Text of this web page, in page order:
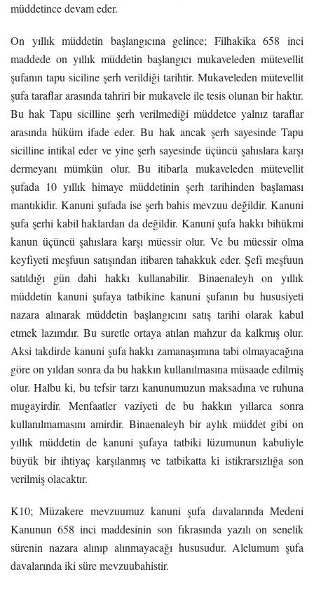
müddetince devam eder.
On yıllık müddetin başlangıcına gelince; Filhakika 658 inci
maddede on yıllık müddetin başlangıcı mukaveleden mütevellit
şufanın tapu siciline şerh verildiği tarihtir. Mukaveleden mütevellit
şufa taraflar arasında tahriri bir mukavele ile tesis olunan bir haktır.
Bu hak Tapu sicilline şerh verilmediği müddetce yalnız taraflar
arasında hüküm ifade eder. Bu hak ancak şerh sayesinde Tapu
sicilline intikal eder ve yine şerh sayesinde üçüncü şahıslara karşı
dermeyanı mümkün olur. Bu itibarla mukaveleden mütevellit
şufada 10 yıllık himaye müddetinin şerh tarihinden başlaması
mantıkidir. Kanuni şufada ise şerh bahis mevzuu değildir. Kanuni
şufa şerhi kabil haklardan da değildir. Kanuni şufa hakkı bihükmi
kanun üçüncü şahıslara karşı müessir olur. Ve bu müessir olma
keyfiyeti meşfuun satışından itibaren tahakkuk eder. Şefi meşfuun
satıldığı gün dahi hakkı kullanabilir. Binaenaleyh on yıllık
müddetin kanuni şufaya tatbikine kanuni şufanın bu hususiyeti
nazara alınarak müddetin başlangıcını satış tarihi olarak kabul
etmek lazımdır. Bu suretle ortaya atılan mahzur da kalkmış olur.
Aksi takdirde kanuni şufa hakkı zamanaşımına tabi olmayacağına
göre on yıldan sonra da bu hakkın kullanılmasına müsaade edilmiş
olur. Halbu ki, bu tefsir tarzı kanunumuzun maksadına ve ruhuna
mugayirdir. Menfaatler vaziyeti de bu hakkın yıllarca sonra
kullanılmamasını amirdir. Binaenaleyh bir aylık müddet gibi on
yıllık müddetin de kanuni şufaya tatbiki lüzumunun kabuliyle
büyük bir ihtiyaç karşılanmış ve tatbikatta ki istikrarsızlığa son
verilmiş olacaktır.
K10; Müzakere mevzuumuz kanuni şufa davalarında Medeni
Kanunun 658 inci maddesinin son fıkrasında yazılı on senelik
sürenin nazara alınıp alınmayacağı hususudur. Alelumum şufa
davalarında iki süre mevzuubahistir.